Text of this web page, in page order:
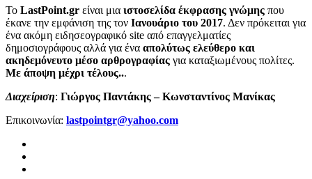
To LastPoint.gr είναι μια ιστοσελίδα έκφρασης γνώμης που
έκανε την εμφάνιση της τον Ιανουάριο του 2017. Δεν πρόκειται για
ένα ακόμη ειδησεογραφικό site από επαγγελματίες
δημοσιογράφους αλλά για ένα απολύτως ελεύθερο και
ακηδεμόνευτο μέσο αρθρογραφίας για καταξιωμένους πολίτες.
Με άποψη μέχρι τέλους...
Διαχείριση: Γιώργος Παντάκης – Κωνσταντίνος Μανίκας
Επικοινωνία: lastpointgr@yahoo.com